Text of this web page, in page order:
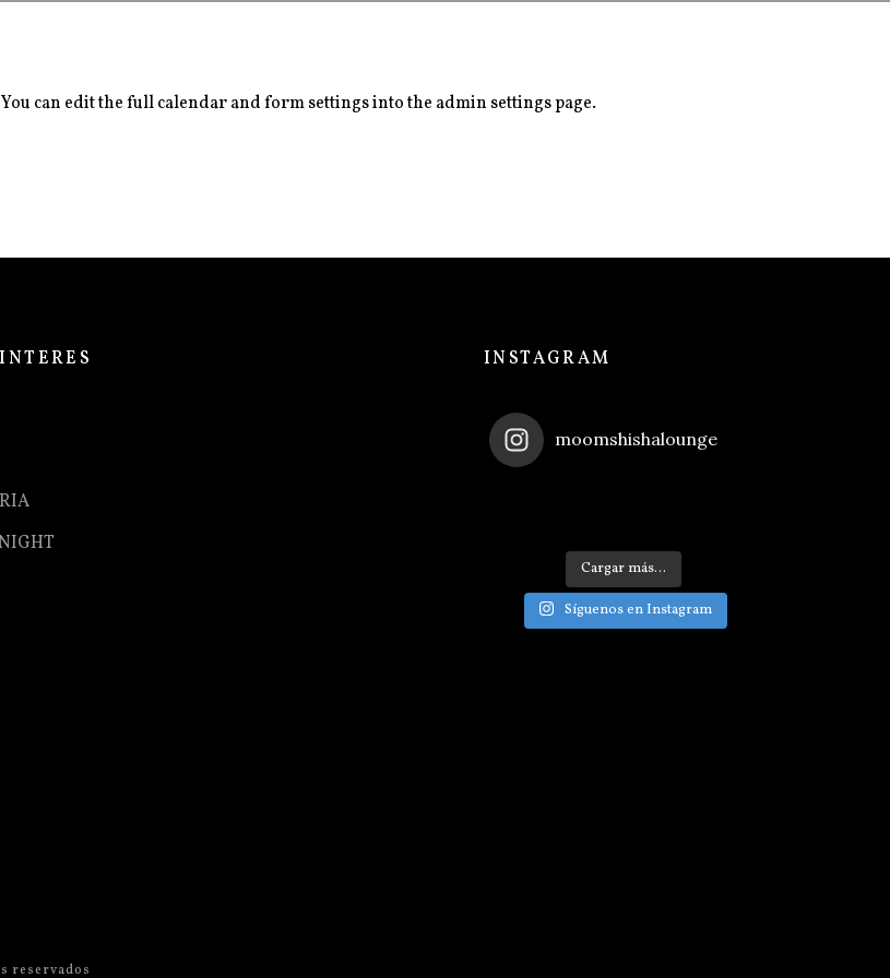
can edit the full calendar and form settings into the admin settings page.
INSTAGRAM
moomshishalounge
Cargar más...
Síguenos en Instagram
reservados